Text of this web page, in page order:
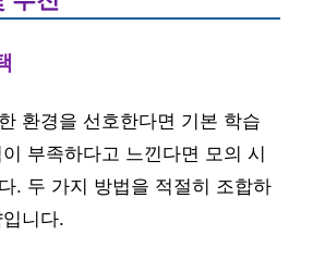
환경을 선호한다면 기본 학습
부족하다고 느낀다면 모의 시
. 두 가지 방법을 적절히 조합하
니다.